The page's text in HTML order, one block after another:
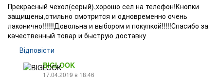
Прекрасный чехол(серый),хорошо сел на телефон!Кнопки
защищены,стильно смотрится и одновременно очень
лаконично!!!!!!Довольна и выбором и покупкой!!!!!Спасибо за
качественный товар и быструю доставку
Відповісти
BIGLOOK
17.04.2019 в 18:46